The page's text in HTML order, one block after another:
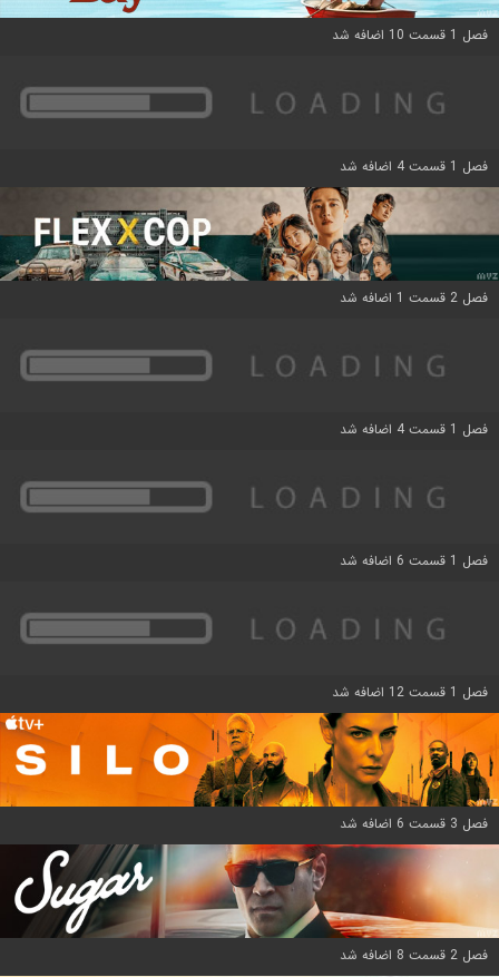
فصل 1 قسمت 10 اضافه شد
فصل 1 قسمت 4 اضافه شد
فصل 2 قسمت 1 اضافه شد
فصل 1 قسمت 4 اضافه شد
فصل 1 قسمت 6 اضافه شد
فصل 1 قسمت 12 اضافه شد
فصل 3 قسمت 6 اضافه شد
فصل 2 قسمت 8 اضافه شد